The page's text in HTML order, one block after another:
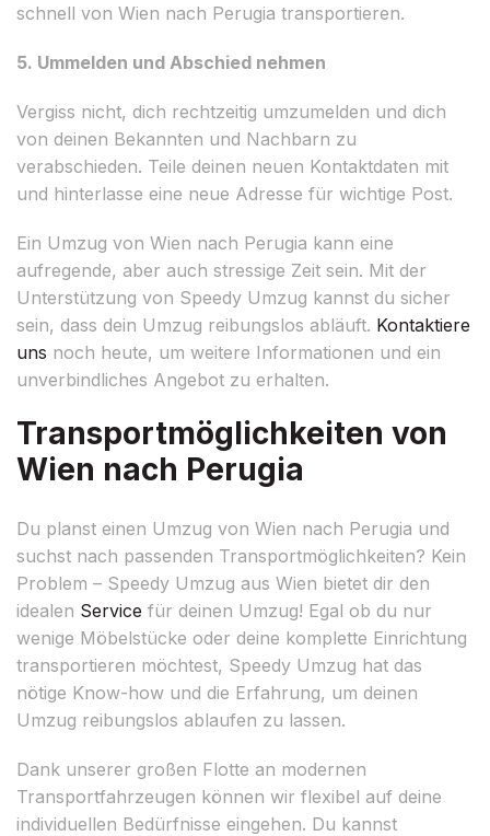
schnell von Wien nach Perugia transportieren.
5. Ummelden und Abschied nehmen
Vergiss nicht, dich rechtzeitig umzumelden und dich
von deinen Bekannten und Nachbarn zu
verabschieden. Teile deinen neuen Kontaktdaten mit
und hinterlasse eine neue Adresse für wichtige Post.
Ein Umzug von Wien nach Perugia kann eine
aufregende, aber auch stressige Zeit sein. Mit der
Unterstützung von Speedy Umzug kannst du sicher
sein, dass dein Umzug reibungslos abläuft. Kontaktiere
uns noch heute, um weitere Informationen und ein
unverbindliches Angebot zu erhalten.
Transportmöglichkeiten von
Wien nach Perugia
Du planst einen Umzug von Wien nach Perugia und
suchst nach passenden Transportmöglichkeiten? Kein
Problem – Speedy Umzug aus Wien bietet dir den
idealen Service für deinen Umzug! Egal ob du nur
wenige Möbelstücke oder deine komplette Einrichtung
transportieren möchtest, Speedy Umzug hat das
nötige Know-how und die Erfahrung, um deinen
Umzug reibungslos ablaufen zu lassen.
Dank unserer großen Flotte an modernen
Transportfahrzeugen können wir flexibel auf deine
individuellen Bedürfnisse eingehen. Du kannst